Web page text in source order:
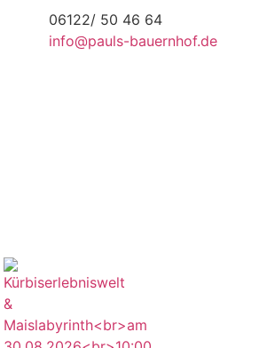
06122/ 50 46 64
info@pauls-bauernhof.de